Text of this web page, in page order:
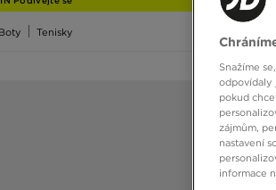
Boty Tenisky
Snažíme
odpovídaly
pokud
zájmům,
nastavení
informace